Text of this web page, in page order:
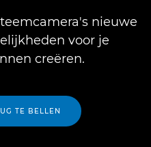
nieuwe
voor je
creëren.
TE BELLEN